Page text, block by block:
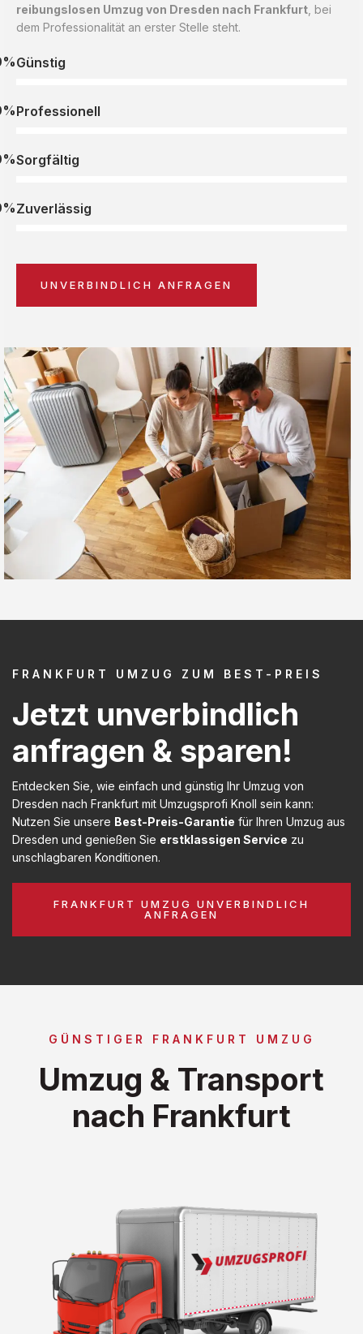
reibungslosen Umzug von Dresden nach Frankfurt , bei
dem Professionalität an erster Stelle steht.
Günstig
Professionell
Sorgfältig
Zuverlässig
UNVERBINDLICH ANFRAGEN
FRANKFURT UMZUG ZUM BEST-PREIS
Jetzt unverbindlich
anfragen & sparen!
Entdecken Sie, wie einfach und günstig Ihr Umzug von
Dresden nach Frankfurt mit Umzugsprofi Knoll sein kann:
Nutzen Sie unsere Best-Preis-Garantie für Ihren Umzug aus
Dresden und genießen Sie erstklassigen Service zu
unschlagbaren Konditionen.
FRANKFURT UMZUG UNVERBINDLICH
ANFRAGEN
GÜNSTIGER FRANKFURT UMZUG
Umzug & Transport
nach Frankfurt